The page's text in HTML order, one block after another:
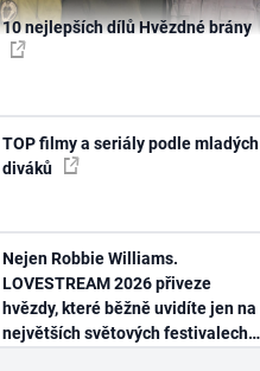
10 nejlepších dílů Hvězdné brány
TOP filmy a seriály podle mladých
diváků
Nejen Robbie Williams.
LOVESTREAM 2026 přiveze
hvězdy, které běžně uvidíte jen na
největších světových festivalech